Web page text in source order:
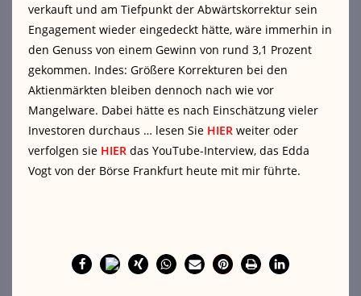
verkauft und am Tiefpunkt der Abwärtskorrektur sein
Engagement wieder eingedeckt hätte, wäre immerhin in
den Genuss von einem Gewinn von rund 3,1 Prozent
gekommen. Indes: Größere Korrekturen bei den
Aktienmärkten bleiben dennoch nach wie vor
Mangelware. Dabei hätte es nach Einschätzung vieler
Investoren durchaus … lesen Sie HIER weiter oder
verfolgen sie HIER das YouTube-Interview, das Edda
Vogt von der Börse Frankfurt heute mit mir führte.